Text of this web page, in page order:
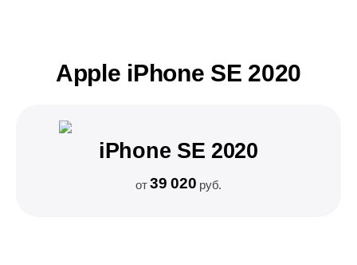
Apple iPhone SE 2020
iPhone SE 2020
от39 020 руб.